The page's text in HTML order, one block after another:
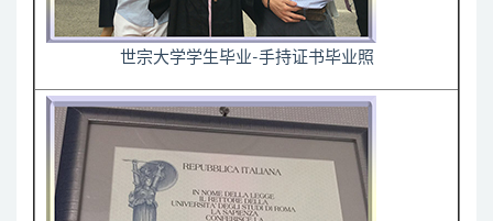
世宗大学学生毕业-手持证书毕业照